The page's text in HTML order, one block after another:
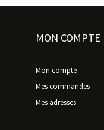
MON COMPTE
Mon compte
Mes commandes
Mes adresses